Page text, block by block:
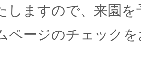
しますので、来園
ページのチェック